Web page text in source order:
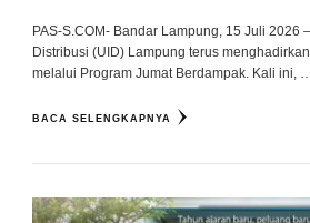
PAS-S.COM- Bandar Lampung, 15 Juli 2026
Distribusi (UID) Lampung terus
melalui Program Jumat Berdampak. Kali ini, …
BACA SELENGKAPNYA